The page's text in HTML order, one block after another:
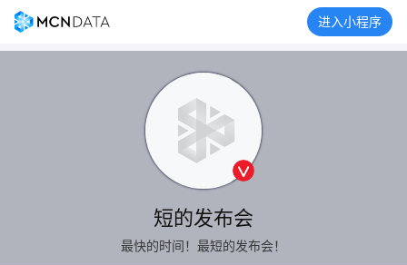
进入小程序
短的发布会
最快的时间！最短的发布会！